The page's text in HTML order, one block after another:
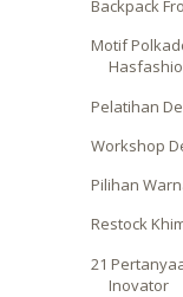
Backpack
Motif
Pelatihan
Workshop
Pilihan
Restock
21
Inovator